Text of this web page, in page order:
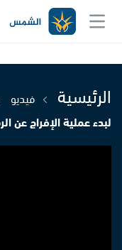
الرئيسية فيديو
لبدء عملية الإفراج عن